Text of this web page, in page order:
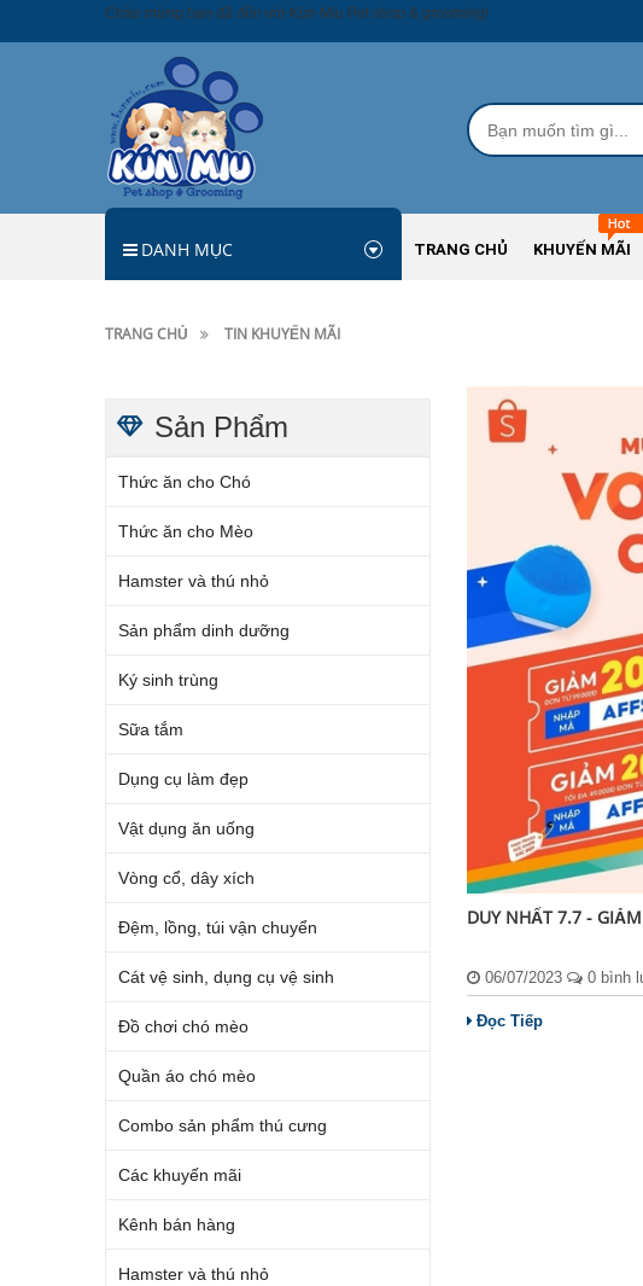
Chào mừng bạn đã đến với Kún Miu Pet shop & grooming!
DANH MỤC TRANG CHỦ KHUYẾN MÃI
TRANG CHỦ TIN KHUYẾN MÃI
Sản Phẩm
Thức ăn cho Chó
Thức ăn cho Mèo
Hamster và thú nhỏ
Sản phẩm dinh dưỡng
Ký sinh trùng
Sữa tắm
Dụng cụ làm đẹp
Vật dụng ăn uống
Vòng cổ, dây xích
Đệm, lồng, túi vận chuyển
Cát vệ sinh, dụng cụ vệ sinh
Đồ chơi chó mèo
Quần áo chó mèo
Combo sản phẩm thú cưng
Các khuyến mãi
Kênh bán hàng
Hamster và thú nhỏ
DUY NHẤT 7.7 -
06/07/2023 0 bình
Đọc Tiếp